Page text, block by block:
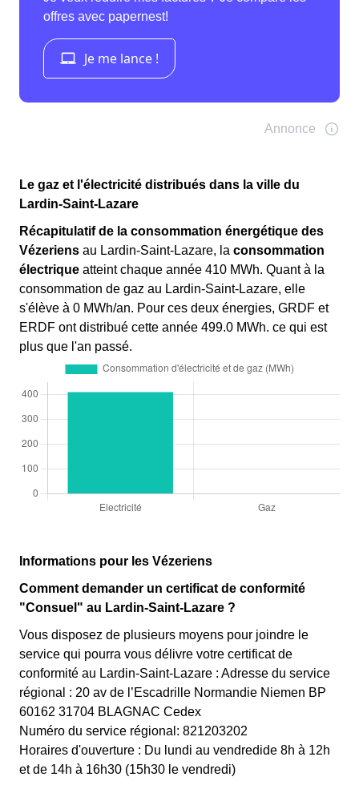
Le gaz et l'électricité distribués dans la ville du
Lardin-Saint-Lazare
Récapitulatif de la consommation énergétique des
Vézeriens au Lardin-Saint-Lazare, la consommation
électrique atteint chaque année 410 MWh. Quant à la
consommation de gaz au Lardin-Saint-Lazare, elle
s'élève à 0 MWh/an. Pour ces deux énergies, GRDF et
ERDF ont distribué cette année 499.0 MWh. ce qui est
plus que l'an passé.
Informations pour les Vézeriens
Comment demander un certificat de conformité
"Consuel" au Lardin-Saint-Lazare ?
Vous disposez de plusieurs moyens pour joindre le
service qui pourra vous délivre votre certificat de
conformité au Lardin-Saint-Lazare : Adresse du service
régional : 20 av de l’Escadrille Normandie Niemen BP
60162 31704 BLAGNAC Cedex
Numéro du service régional: 821203202
Horaires d'ouverture : Du lundi au vendredide 8h à 12h
et de 14h à 16h30 (15h30 le vendredi)